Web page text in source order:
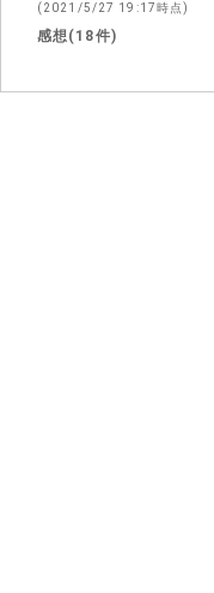
(2021/5/27 19:17時点)
感想(18件)